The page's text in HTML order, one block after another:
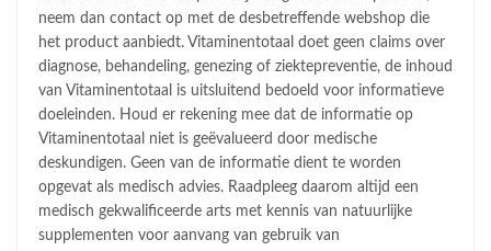
neem dan contact op met de desbetreffende webshop die
het product aanbiedt. Vitaminentotaal doet geen claims over
diagnose, behandeling, genezing of ziektepreventie, de inhoud
van Vitaminentotaal is uitsluitend bedoeld voor informatieve
doeleinden. Houd er rekening mee dat de informatie op
Vitaminentotaal niet is geëvalueerd door medische
deskundigen. Geen van de informatie dient te worden
opgevat als medisch advies. Raadpleeg daarom altijd een
medisch gekwalificeerde arts met kennis van natuurlijke
supplementen voor aanvang van gebruik van